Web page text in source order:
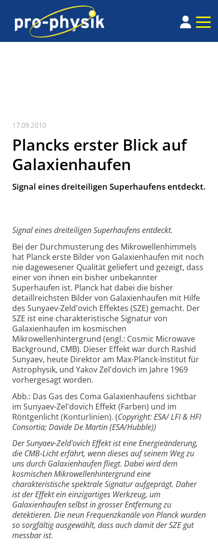
17.09.2010
Plancks erster Blick auf
Galaxienhaufen
Signal eines dreiteiligen Superhaufens entdeckt.
Signal eines dreiteiligen Superhaufens entdeckt.
Bei der Durchmusterung des Mikrowellenhimmels
hat Planck erste Bilder von Galaxienhaufen mit noch
nie dagewesener Qualität geliefert und gezeigt, dass
einer von ihnen ein bisher unbekannter
Superhaufen ist. Planck hat dabei die bisher
detaillreichsten Bilder von Galaxienhaufen mit Hilfe
des Sunyaev-Zeld'ovich Effektes (SZE) gemacht. Der
SZE ist eine charakteristische Signatur von
Galaxienhaufen im kosmischen
Mikrowellenhintergrund (engl.: Cosmic Microwave
Background, CMB). Dieser Effekt war durch Rashid
Sunyaev, heute Direktor am Max-Planck-Institut für
Astrophysik, und Yakov Zel'dovich im Jahre 1969
vorhergesagt worden.
Abb.: Das Gas des Coma Galaxienhaufens sichtbar
im Sunyaev-Zel'dovich Effekt (Farben) und im
Röntgenlicht (Konturlinien). (Copyright: ESA/ LFI & HFI
Consortia; Davide De Martin (ESA/Hubble))
Der Sunyaev-Zeld'ovich Effekt ist eine Energieänderung,
die CMB-Licht erfährt, wenn dieses auf seinem Weg zu
uns durch Galaxienhaufen fliegt. Dabei wird dem
kosmischen Mikrowellenhintergrund eine
charakteristische spektrale Signatur aufgeprägt. Daher
ist der Effekt ein einzigartiges Werkzeug, um
Galaxienhaufen selbst in grosser Entfernung zu
detektieren. Die neun Frequenzkanäle von Planck wurden
so sorgfältig ausgewählt, dass auch damit der SZE gut
messbar ist.